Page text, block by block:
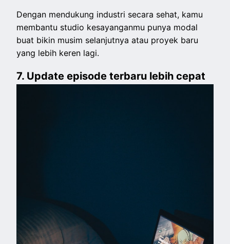
Dengan mendukung industri secara sehat, kamu
membantu studio kesayanganmu punya modal
buat bikin musim selanjutnya atau proyek baru
yang lebih keren lagi.
7. Update episode terbaru lebih cepat